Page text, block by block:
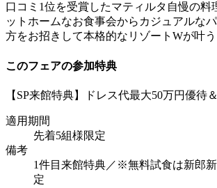
口コミ1位を受賞したマティルタ自慢の料
ットホームなお食事会からカジュアルな
方をお招きして本格的なリゾートWが叶う
このフェアの参加特典
【SP来館特典】ドレス代最大50万円優待
適用期間
先着5組様限定
備考
1件目来館特典／※無料試食は新郎
定